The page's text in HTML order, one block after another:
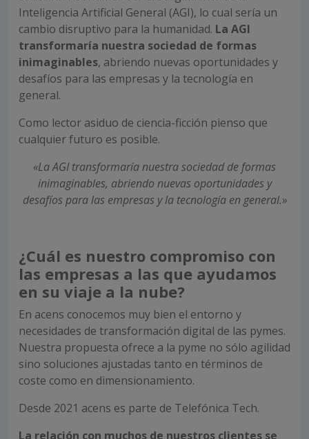
Inteligencia Artificial General (AGI), lo cual sería un
cambio disruptivo para la humanidad. La AGI
transformaría nuestra sociedad de formas
inimaginables, abriendo nuevas oportunidades y
desafíos para las empresas y la tecnología en
general.
Como lector asiduo de ciencia-ficción pienso que
cualquier futuro es posible.
«La AGI transformaría nuestra sociedad de formas
inimaginables, abriendo nuevas oportunidades y
desafíos para las empresas y la tecnología en general.»
¿Cuál es nuestro compromiso con
las empresas a las que ayudamos
en su viaje a la nube?
En acens conocemos muy bien el entorno y
necesidades de transformación digital de las pymes.
Nuestra propuesta ofrece a la pyme no sólo agilidad
sino soluciones ajustadas tanto en términos de
coste como en dimensionamiento.
Desde 2021 acens es parte de Telefónica Tech.
La relación con muchos de nuestros clientes se